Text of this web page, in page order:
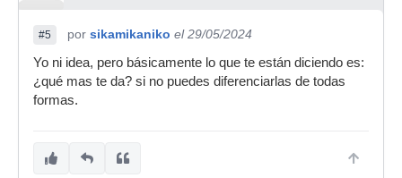
#5 por sikamikaniko el 29/05/2024
Yo ni idea, pero básicamente lo que te están diciendo es:
¿qué mas te da? si no puedes diferenciarlas de todas
formas.